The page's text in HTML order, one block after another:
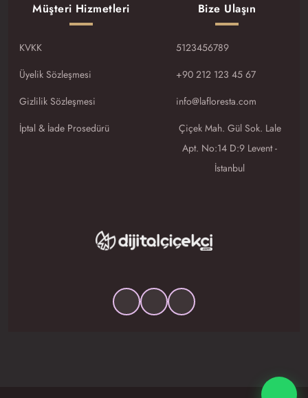
Müşteri Hizmetleri
KVKK
Üyelik Sözleşmesi
Gizlilik Sözleşmesi
İptal & İade Prosedürü
Bize Ulaşın
5123456789
+90 212 123 45 67
info@lafloresta.com
Çiçek Mah. Gül Sok. Lale
Apt. No:14 D:9 Levent -
İstanbul